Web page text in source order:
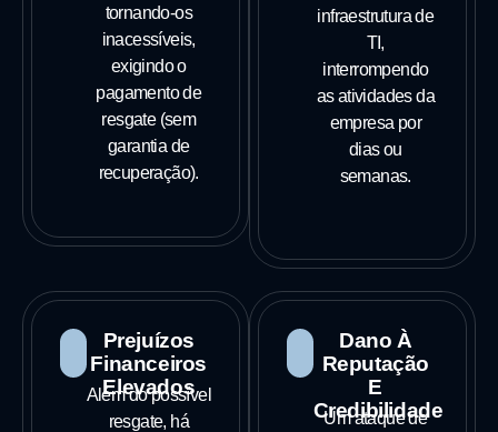
tornando-os
inacessíveis,
exigindo o
pagamento de
resgate (sem
garantia de
recuperação).
infraestrutura de
TI,
interrompendo
as atividades da
empresa por
dias ou
semanas.
Prejuízos
Financeiros
Elevados
Além do possível
resgate, há
Dano À
Reputação
E
Credibilidade
Um ataque de